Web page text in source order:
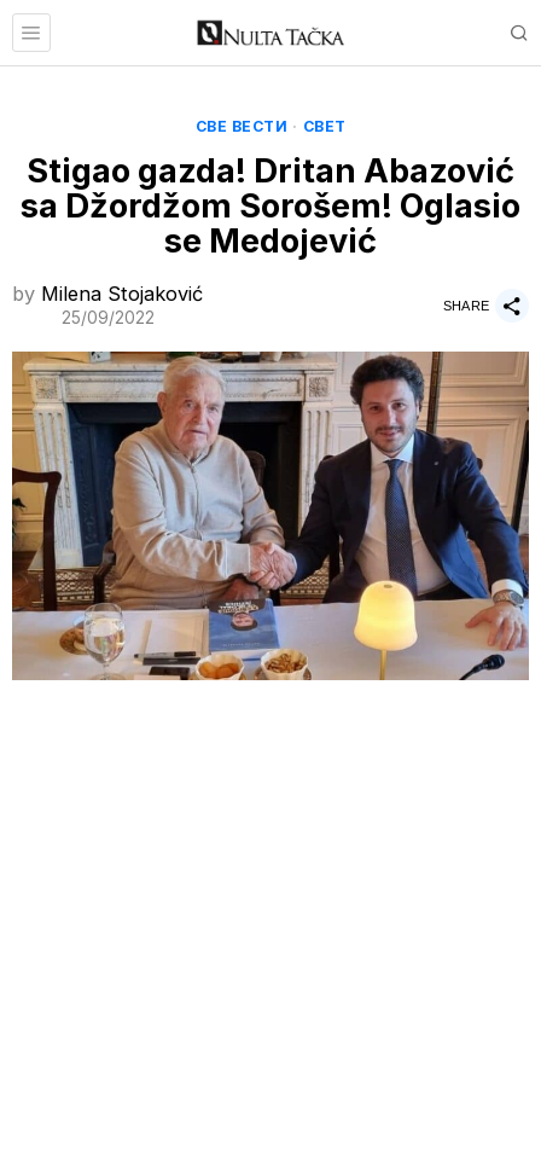
СВЕ ВЕСТИ · СВЕТ
Stigao gazda! Dritan Abazović
sa Džordžom Sorošem! Oglasio
se Medojević
by Milena Stojaković
25/09/2022
SHARE